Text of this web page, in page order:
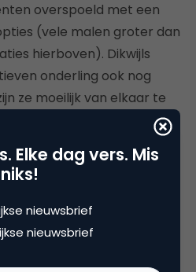
overspoeld met een
(vele malen groter dan
hierboven). Dikwijls
onderling ook nog
ze moeilijk van elkaar te
tussen zo’n grote
is vaak moeilijk en
uitwerking hebben
Daarbij komt nog een
hoek kijken als
lijken. Veel beslissers
Elke dag vers. Mis
niks!
nieuwsbrief
nieuwsbrief